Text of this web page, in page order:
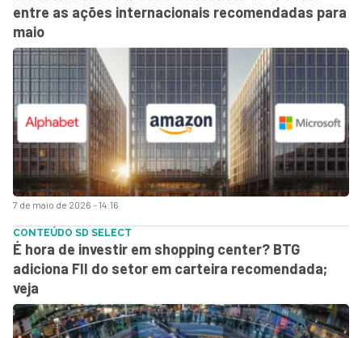
7 de maio de 2026 - 14:16
entre as ações internacionais recomendadas para
maio
CONTEÚDO SD SELECT
É hora de investir em shopping center? BTG
adiciona FII do setor em carteira recomendada;
veja